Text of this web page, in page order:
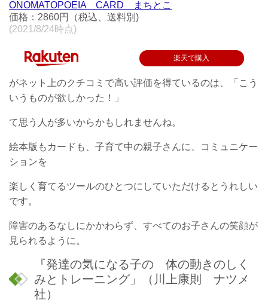
ONOMATOPOEIA CARD まちとこ
価格：2860円（税込、送料別)
(2021/8/24時点)
楽天で購入
がネット上のクチコミで高い評価を得ているのは、「こう
いうものが欲しかった！」
て思う人が多いからかもしれませんね。
絵本版もカードも、子育て中の親子さんに、コミュニケー
ションを
楽しく育てるツールのひとつにしていただけるとうれしい
です。
障害のあるなしにかかわらず、すべてのお子さんの笑顔が
見られるように。
『発達の気になる子の 体の動きのしく
みとトレーニング」（川上康則 ナツメ
社）